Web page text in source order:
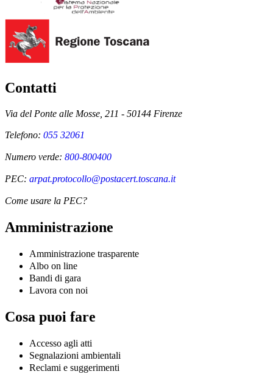
Contatti
Via del Ponte alle Mosse, 211 - 50144 Firenze
Telefono: 055 32061
Numero verde: 800-800400
PEC: arpat.protocollo@postacert.toscana.it
Come usare la PEC?
Amministrazione
Amministrazione trasparente
Albo on line
Bandi di gara
Lavora con noi
Cosa puoi fare
Accesso agli atti
Segnalazioni ambientali
Reclami e suggerimenti